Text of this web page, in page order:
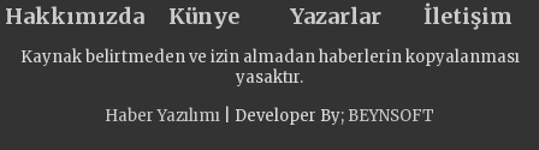
Hakkımızda Künye Yazarlar İletişim
Kaynak belirtmeden ve izin almadan haberlerin kopyalanması
yasaktır.
Haber Yazılımı | Developer By; BEYNSOFT